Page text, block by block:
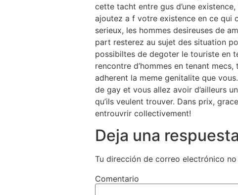
cette tacht entre gus d’une
ajoutez a f votre existence en ce qui
serieux, les hommes desireuses de
part resterez au sujet des situation
possibiltes de degoter le touriste en
rencontre d’hommes en tenant
adherent la meme genitalite que
de gay et vous allez avoir d’ailleurs
qu’ils veulent trouver. Dans prix,
entrouvrir collectivement!
Deja una respuesta
Tu dirección de correo electrónico
Comentario